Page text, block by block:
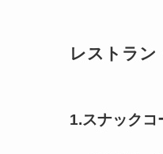
レストラン
1.スナックコ